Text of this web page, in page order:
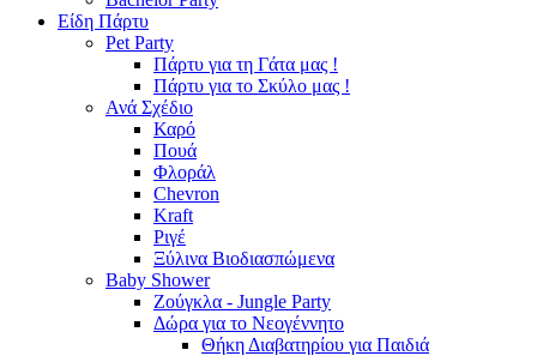
Είδη Πάρτυ
Pet Party
Πάρτυ για τη Γάτα μας !
Πάρτυ για το Σκύλο μας !
Ανά Σχέδιο
Καρό
Πουά
Φλοράλ
Chevron
Kraft
Ριγέ
Ξύλινα Βιοδιασπώμενα
Baby Shower
Ζούγκλα - Jungle Party
Δώρα για το Νεογέννητο
Θήκη Διαβατηρίου για Παιδιά